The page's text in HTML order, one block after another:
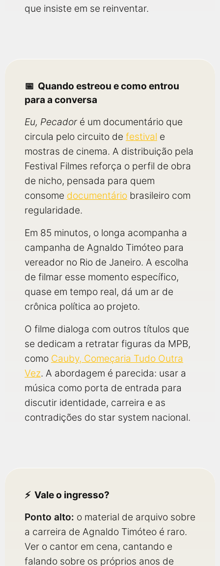
que insiste em se reinventar.
Quando estreou e como entrou
para a conversa
Eu, Pecadoré um documentário que
circula pelo circuito de festival e
mostras de cinema. A distribuição pela
Festival Filmes reforça o perfil de obra
de nicho, pensada para quem
consome documentário brasileiro com
regularidade.
Em 85 minutos, o longa acompanha a
campanha de Agnaldo Timóteo para
vereador no Rio de Janeiro. A escolha
de filmar esse momento específico,
quase em tempo real, dá um ar de
crônica política ao projeto.
O filme dialoga com outros títulos que
se dedicam a retratar figuras da MPB,
como Cauby, Começaria Tudo Outra
Vez. A abordagem é parecida: usar a
música como porta de entrada para
discutir identidade, carreira e as
contradições do star system nacional.
Vale o ingresso?
Ponto alto: o material de arquivo sobre
a carreira de Agnaldo Timóteo é raro.
Ver o cantor em cena, cantando e
falando sobre os próprios anos de